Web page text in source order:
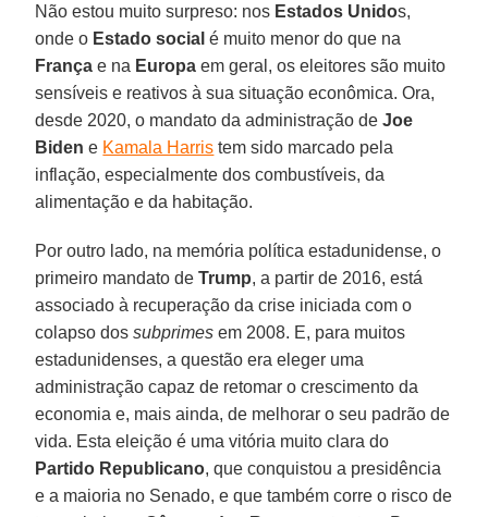
Não estou muito surpreso: nos Estados Unidos,
onde o Estado social é muito menor do que na
França e na Europa em geral, os eleitores são muito
sensíveis e reativos à sua situação econômica. Ora,
desde 2020, o mandato da administração deJoe
Biden e Kamala Harris tem sido marcado pela
inflação, especialmente dos combustíveis, da
alimentação e da habitação.
Por outro lado, na memória política estadunidense, o
primeiro mandato deTrump, a partir de 2016, está
associado à recuperação da crise iniciada com o
colapso dossubprimes em 2008. E, para muitos
estadunidenses, a questão era eleger uma
administração capaz de retomar o crescimento da
economia e, mais ainda, de melhorar o seu padrão de
vida. Esta eleição é uma vitória muito clara do
Partido Republicano, que conquistou a presidência
e a maioria no Senado, e que também corre o risco de